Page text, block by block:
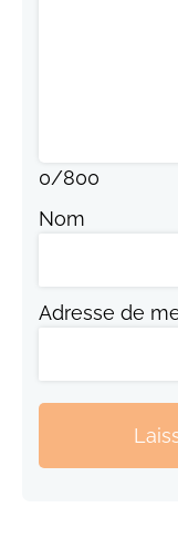
0/800
Nom
Adresse de